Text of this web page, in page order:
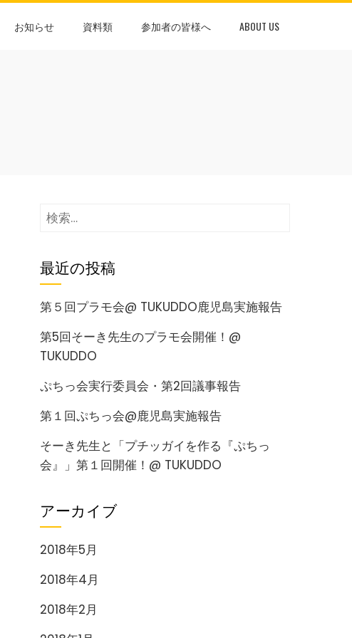
お知らせ 資料類 参加者の皆様へ ABOUT US
検
最近の投稿
第５回プラモ会@ TUKUDDO鹿児島実施報告
第5回そーき先生のプラモ会開催！@
TUKUDDO
ぷちっ会実行委員会・第2回議事報告
第１回ぷちっ会@鹿児島実施報告
そーき先生と「プチッガイを作る『ぷちっ
会』」第１回開催！@ TUKUDDO
アーカイブ
2018年5月
2018年4月
2018年2月